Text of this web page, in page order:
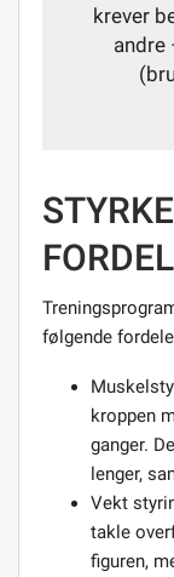
krever
andre
følgende
kroppen
ganger.
lenger,
Vekt
takle
figuren,